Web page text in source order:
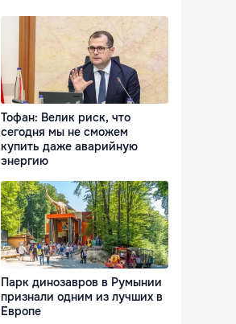
Тофан: Велик риск, что
сегодня мы не сможем
купить даже аварийную
энергию
Парк динозавров в Румынии
признали одним из лучших в
Европе